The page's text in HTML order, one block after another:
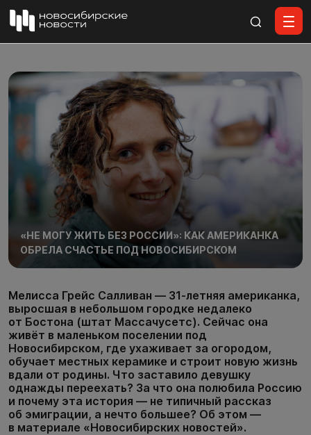
«НЕ МОГУ ЖИТЬ БЕЗ РОССИИ»: КАК АМЕРИКАНКА
ОБРЕЛА СЧАСТЬЕ ПОД НОВОСИБИРСКОМ
Мелисса Грейс Салливан — 31-летняя американка,
выросшая в небольшом городке недалеко
от Бостона (штат Массачусетс). Сейчас она
живёт в маленьком поселении под
Новосибирском, где ухаживает за огородом,
обучает местных керамике и строит новую жизнь
вдали от родины. Что заставило девушку
однажды переехать? За что она полюбила Россию
и почему эта история — не типичный рассказ
об эмиграции, а нечто большее? Об этом —
в материале «Новосибирских новостей».